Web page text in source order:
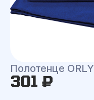
Полотенце ORLY
301 ₽